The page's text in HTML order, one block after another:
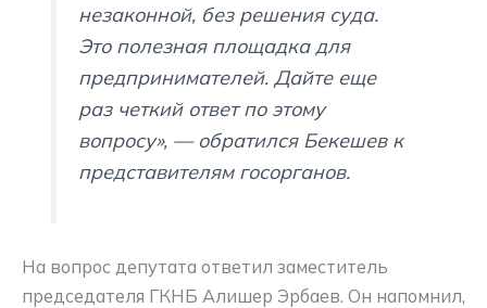
незаконной, без решения суда.
Это полезная площадка для
предпринимателей. Дайте еще
раз четкий ответ по этому
вопросу», — обратился Бекешев к
представителям госорганов.
На вопрос депутата ответил заместитель
председателя ГКНБ Алишер Эрбаев. Он напомнил,